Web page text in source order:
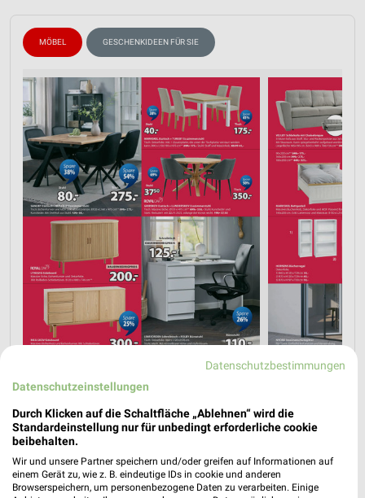
MÖBEL GESCHENKIDEEN FÜR SIE
Datenschutzbestimmungen
Datenschutzeinstellungen
Durch Klicken auf die Schaltfläche „Ablehnen“ wird die
Standardeinstellung nur für unbedingt erforderliche cookie
beibehalten.
Wir und unsere Partner speichern und/oder greifen auf Informationen auf
einem Gerät zu, wie z. B. eindeutige IDs in cookie und anderen
Browserspeichern, um personenbezogene Daten zu verarbeiten. Einige